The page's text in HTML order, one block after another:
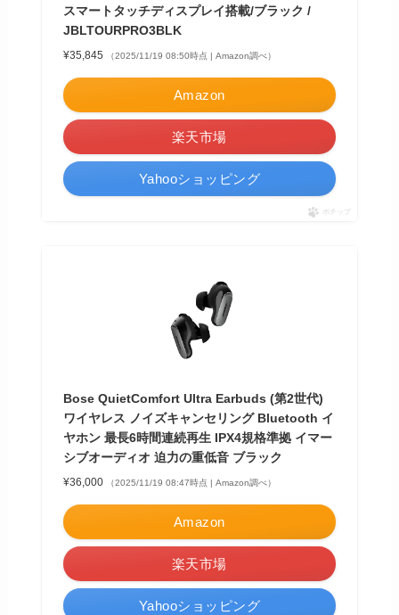
スマートタッチディスプレイ搭載/ブラック /
JBLTOURPRO3BLK
¥35,845 （2025/11/19 08:50時点 | Amazon調べ）
Amazon
楽天市場
Yahooショッピング
ポチップ
Bose QuietComfort Ultra Earbuds (第2世代)
ワイヤレス ノイズキャンセリング Bluetooth イ
ヤホン 最長6時間連続再生 IPX4規格準拠 イマー
シブオーディオ 迫力の重低音 ブラック
¥36,000 （2025/11/19 08:47時点 | Amazon調べ）
Amazon
楽天市場
Yahooショッピング